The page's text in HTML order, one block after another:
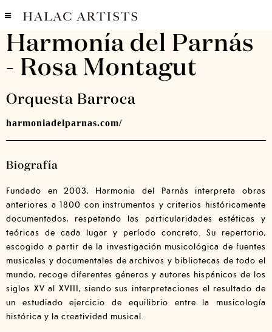
Harmonía del Parnás
- Rosa Montagut
Orquesta Barroca
harmoniadelparnas.com/
Biografía
Fundado en 2003, Harmonia del Parnàs interpreta obras
anteriores a 1800 con instrumentos y criterios históricamente
documentados, respetando las particularidades estéticas y
teóricas de cada lugar y período concreto. Su repertorio,
escogido a partir de la investigación musicológica de fuentes
musicales y documentales de archivos y bibliotecas de todo el
mundo, recoge diferentes géneros y autores hispánicos de los
siglos XV al XVIII, siendo sus interpretaciones el resultado de
un estudiado ejercicio de equilibrio entre la musicología
histórica y la creatividad musical.